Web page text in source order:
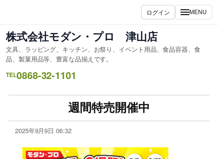
ログイン MENU
株式会社モダン・プロ 津山店
文具、ラッピング、キッチン、お祭り、イベント用品、食品容器、食
品、製菓用品等、豊富な品揃えです。
TEL0868-32-1101
週間特売開催中
2025年9月9日 06:32